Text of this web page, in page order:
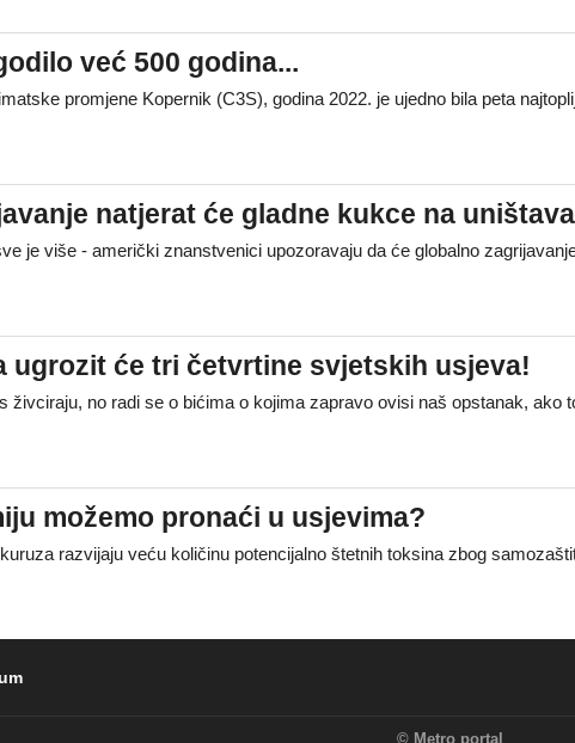
već 500 godina...
promjene Kopernik (C3S), godina 2022. je ujedno bila peta
natjerat će gladne kukce na
je više - američki znanstvenici upozoravaju da će globalno
ugrozit će tri četvrtine svjetskih usjeva!
živciraju, no radi se o bićima o kojima zapravo ovisi naš opstanak,
možemo pronaći u usjevima?
razvijaju veću količinu potencijalno štetnih toksina zbog
© Metro portal